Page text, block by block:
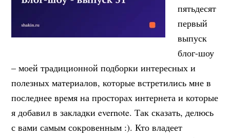
пятьдесят
первый
выпуск
блог-шоу
– моей традиционной подборки интересных и
полезных материалов, которые встретились мне в
последнее время на просторах интернета и которые
я добавил в закладки evernote. Так сказать, делюсь
с вами самым сокровенным :). Кто владеет